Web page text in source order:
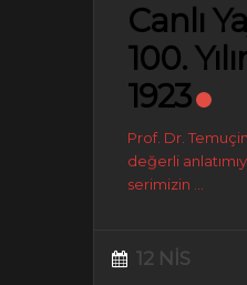
Canlı
100.
1923
Prof. Dr. Temuçin
değerli
serimizin
12 NIS